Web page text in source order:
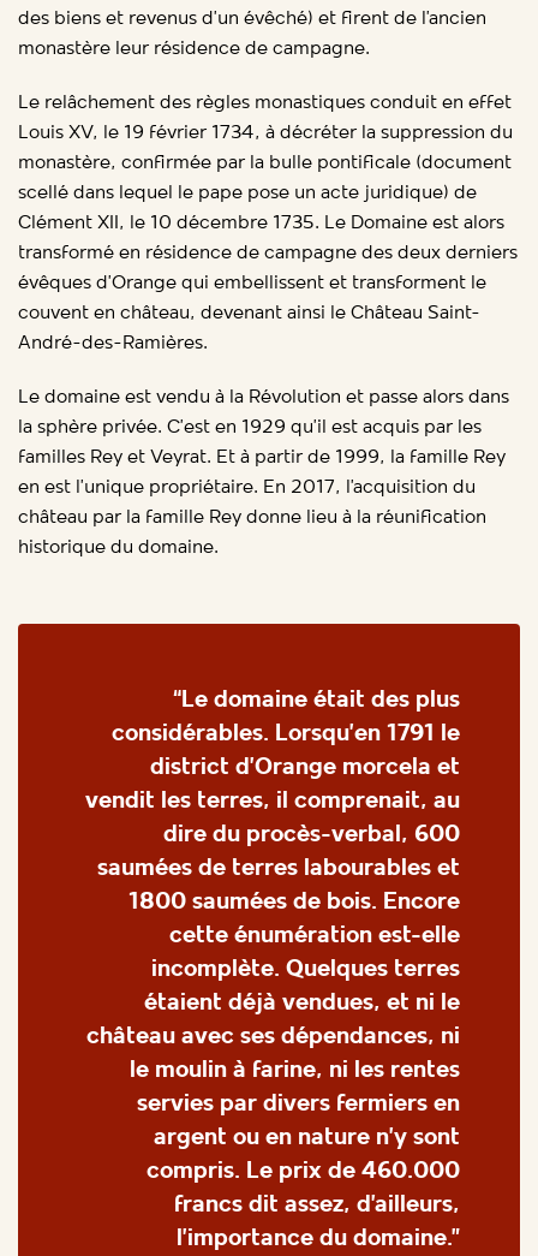
des biens et revenus d’un évêché) et firent de l’ancien
monastère leur résidence de campagne.
Le relâchement des règles monastiques conduit en effet
Louis XV, le 19 février 1734, à décréter la suppression du
monastère, confirmée par la bulle pontificale (document
scellé dans lequel le pape pose un acte juridique) de
Clément XII, le 10 décembre 1735. Le Domaine est alors
transformé en résidence de campagne des deux derniers
évêques d’Orange qui embellissent et transforment le
couvent en château, devenant ainsi le Château Saint-
André-des-Ramières.
Le domaine est vendu à la Révolution et passe alors dans
la sphère privée. C’est en 1929 qu’il est acquis par les
familles Rey et Veyrat. Et à partir de 1999, la famille Rey
en est l’unique propriétaire. En 2017, l’acquisition du
château par la famille Rey donne lieu à la réunification
historique du domaine.
“Le domaine était des plus
considérables. Lorsqu’en 1791 le
district d’Orange morcela et
vendit les terres, il comprenait, au
dire du procès-verbal, 600
saumées de terres labourables et
1800 saumées de bois. Encore
cette énumération est-elle
incomplète. Quelques terres
étaient déjà vendues, et ni le
château avec ses dépendances, ni
le moulin à farine, ni les rentes
servies par divers fermiers en
argent ou en nature n’y sont
compris. Le prix de 460.000
francs dit assez, d’ailleurs,
l’importance du domaine.”